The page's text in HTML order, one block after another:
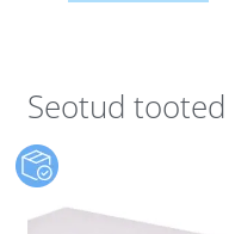
Seotud tooted